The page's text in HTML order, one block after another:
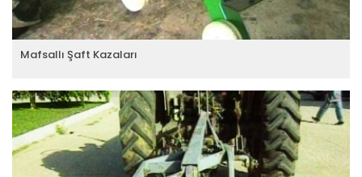
Mafsallı Şaft Kazaları